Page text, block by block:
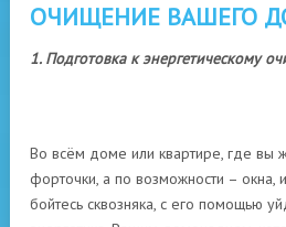
ОЧИЩЕНИЕ ВАШЕГО
1. Подготовка к энергетическому
Во всём доме или квартире, где вы
форточки, а по возможности –
бойтесь сквозняка, с его помощью